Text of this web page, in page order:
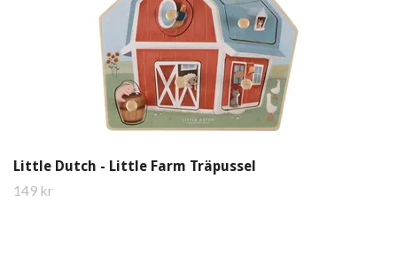
Little Dutch - Little Farm Träpussel
149 kr